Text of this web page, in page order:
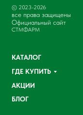
© 2023-2026
все права защищены
Официальный сайт
СТМФАРМ
КАТАЛОГ
ГДЕ КУПИТЬ
АКЦИИ
БЛОГ